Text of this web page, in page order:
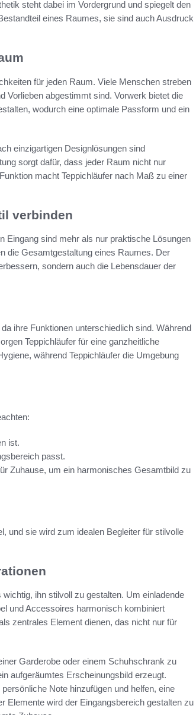
steht dabei im Vordergrund und spiegelt den
eines Raumes, sie sind auch Ausdruck
für jeden Raum. Viele Menschen streben
Vorlieben abgestimmt sind. Vorwerk bietet die
wodurch eine optimale Passform und ein
einzigartigen Designlösungen sind
sorgt dafür, dass jeder Raum nicht nur
macht Teppichläufer nach Maß zu einer
verbinden
Eingang sind mehr als nur praktische Lösungen
die Gesamtgestaltung eines Raumes. Der
sondern auch die Lebensdauer der
ihre Funktionen unterschiedlich sind. Während
Teppichläufer für eine ganzheitliche
während Teppichläufer die Umgebung
ist.
passt.
Zuhause, um ein harmonisches Gesamtbild zu
und sie wird zum idealen Begleiter für stilvolle
ihn stilvoll zu gestalten. Um einladende
und Accessoires harmonisch kombiniert
zentrales Element dienen, das nicht nur für
Garderobe oder einem Schuhschrank zu
aufgeräumtes Erscheinungsbild erzeugt.
Note hinzufügen und helfen, eine
Elemente wird der Eingangsbereich gestalten zu